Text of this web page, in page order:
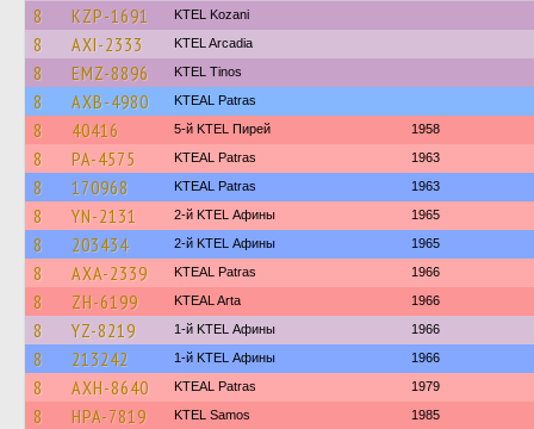
8 KZP-1691 ΚΤΕL Kozani
8 AXI-2333 KTEL Arcadia
8 EMZ-8896 KTEL Tinos
8 AXB-4980 KTEAL Patras
8 40416 5-й KTEL Пирей 1958
8 PA-4575 KTEAL Patras 1963
8 170968 KTEAL Patras 1963
8 YN-2131 2-й KTEL Афины 1965
8 203434 2-й KTEL Афины 1965
8 AXA-2339 KTEAL Patras 1966
8 ZH-6199 KTEAL Arta 1966
8 YZ-8219 1-й KTEL Афины 1966
8 213242 1-й KTEL Афины 1966
8 AXH-8640 KTEAL Patras 1979
8 HPA-7819 KTEL Samos 1985